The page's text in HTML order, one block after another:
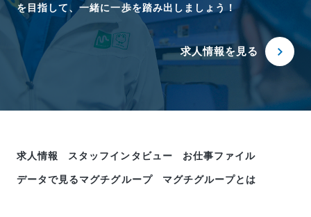
を目指して、一緒に一歩を踏み出しましょう！
求人情報を見る
求人情報 スタッフインタビュー お仕事ファイル
データで見るマグチグループ マグチグループとは